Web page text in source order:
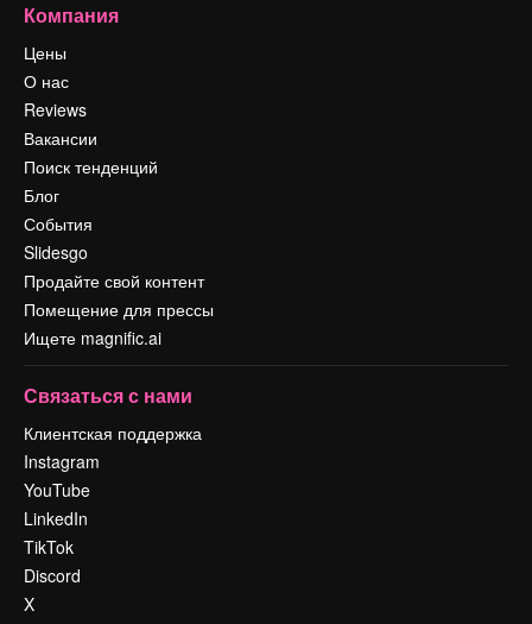
Компания
Цены
О нас
Reviews
Вакансии
Поиск тенденций
Блог
События
Slidesgo
Продайте свой контент
Помещение для прессы
Ищете magnific.ai
Связаться с нами
Клиентская поддержка
Instagram
YouTube
LinkedIn
TikTok
Discord
X